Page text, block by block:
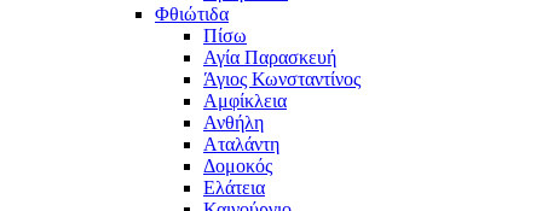
Φθιώτιδα
Πίσω
Αγία Παρασκευή
Άγιος Κωνσταντίνος
Αμφίκλεια
Ανθήλη
Αταλάντη
Δομοκός
Ελάτεια